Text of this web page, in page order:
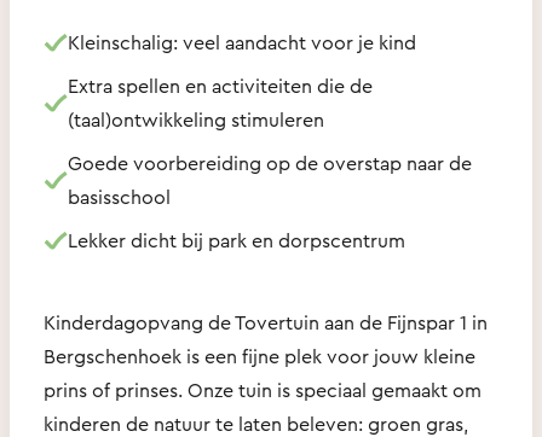
Kleinschalig: veel aandacht voor je kind
Extra spellen en activiteiten die de
(taal)ontwikkeling stimuleren
Goede voorbereiding op de overstap naar de
basisschool
Lekker dicht bij park en dorpscentrum
Kinderdagopvang de Tovertuin aan de Fijnspar 1 in
Bergschenhoek is een fijne plek voor jouw kleine
prins of prinses. Onze tuin is speciaal gemaakt om
kinderen de natuur te laten beleven: groen gras,